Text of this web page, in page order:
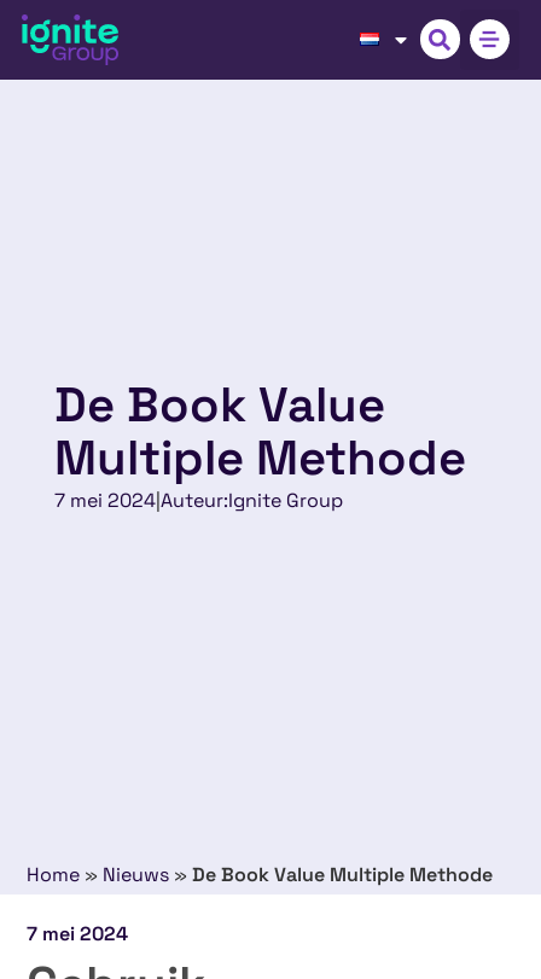
De Book Value
Multiple Methode
7 mei 2024|Auteur:Ignite Group
Home » Nieuws »De Book Value Multiple Methode
7 mei 2024